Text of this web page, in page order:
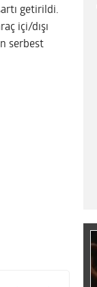
getirildi.
içi/dışı
serbest